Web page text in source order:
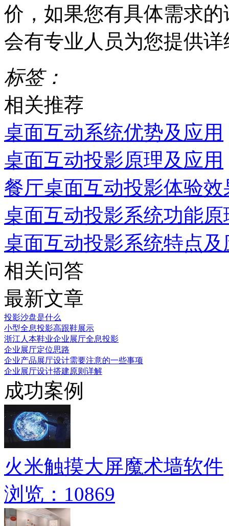
价，如果您有具体需求的
会有专业人员为您提供
标签：
相关推荐
桌面互动系统优势及应用
桌面互动投影原理及应用
餐厅桌面互动投影体验效
桌面互动投影系统功能原
桌面互动投影系统特点及
相关问答
最新文章
投影沙盘是什么
小型全息投影高跟鞋展示
浙江人本鞋业企业展厅全息投影
企业展厅定位思路
企业产品展厅设计需要注意的一些事项
企业展厅设计搭建原则详解
成功案例
火米触摸大屏魔术墙软件
浏览：10869